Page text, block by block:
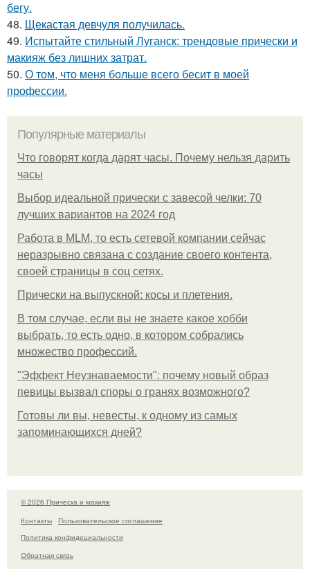
бегу.
48. Щекастая девчуля получилась.
49. Испытайте стильный Луганск: трендовые прически и
макияж без лишних затрат.
50. О том, что меня больше всего бесит в моей
профессии.
Популярные материалы
Что говорят когда дарят часы. Почему нельзя дарить
часы
Выбор идеальной прически с завесой челки: 70
лучших вариантов на 2024 год
Работа в MLM, то есть сетевой компании сейчас
неразрывно связана с создание своего контента,
своей страницы в соц сетях.
Прически на выпускной: косы и плетения.
В том случае, если вы не знаете какое хобби
выбрать, то есть одно, в котором собрались
множество профессий.
"Эффект Неузнаваемости": почему новый образ
певицы вызвал споры о гранях возможного?
Готовы ли вы, невесты, к одному из самых
запоминающихся дней?
© 2026 Прическа и макияж
Контакты
Пользовательское соглашение
Политика конфидециальности
Обратная связь